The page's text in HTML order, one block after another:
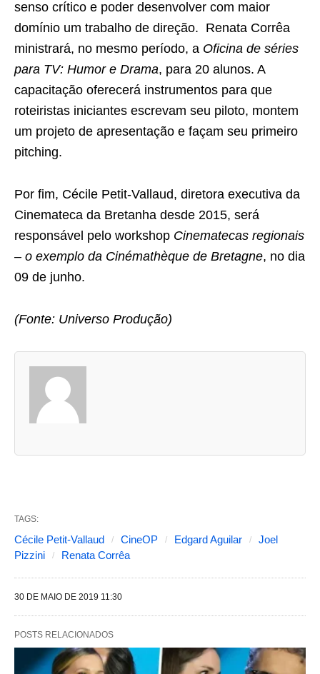
senso crítico e poder desenvolver com maior
domínio um trabalho de direção. Renata Corrêa
ministrará, no mesmo período, a Oficina de séries
para TV: Humor e Drama, para 20 alunos. A
capacitação oferecerá instrumentos para que
roteiristas iniciantes escrevam seu piloto, montem
um projeto de apresentação e façam seu primeiro
pitching.
Por fim, Cécile Petit-Vallaud, diretora executiva da
Cinemateca da Bretanha desde 2015, será
responsável pelo workshop Cinematecas regionais
– o exemplo da Cinémathèque de Bretagne, no dia
09 de junho.
(Fonte: Universo Produção)
a
s
s
e
g
u
TAGS:
Cécile Petit-Vallaud CineOP Edgard Aguilar
Joel
Pizzini
Renata Corrêa
30 DE MAIO DE 2019 11:30
POSTS RELACIONADOS